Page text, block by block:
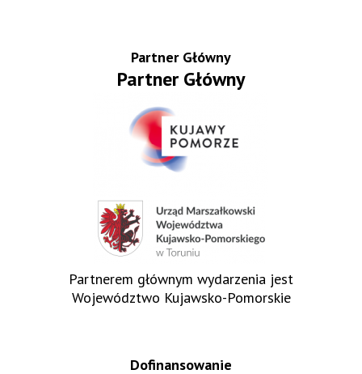
Partner Główny
Partner Główny
Partnerem głównym wydarzenia jest
Województwo Kujawsko-Pomorskie
Dofinansowanie